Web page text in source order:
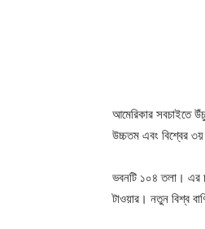
আমেরিকার সবচাইতে
উচ্চতম এবং বিশ্বের
ভবনটি ১০৪ তলা। এর
টাওয়ার। নতুন বিশ্ব